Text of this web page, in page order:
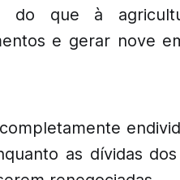
do que à
e gerar nove
as dívidas